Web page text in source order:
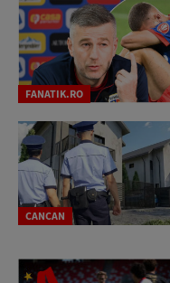
FANATIK.RO
CANCAN